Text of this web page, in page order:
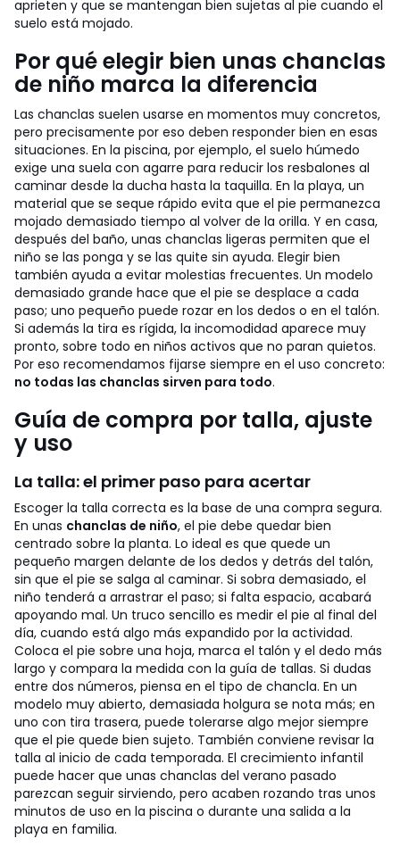
aprieten y que se mantengan bien sujetas al pie cuando el
suelo está mojado.
Por qué elegir bien unas chanclas
de niño marca la diferencia
Las chanclas suelen usarse en momentos muy concretos,
pero precisamente por eso deben responder bien en esas
situaciones. En la piscina, por ejemplo, el suelo húmedo
exige una suela con agarre para reducir los resbalones al
caminar desde la ducha hasta la taquilla. En la playa, un
material que se seque rápido evita que el pie permanezca
mojado demasiado tiempo al volver de la orilla. Y en casa,
después del baño, unas chanclas ligeras permiten que el
niño se las ponga y se las quite sin ayuda. Elegir bien
también ayuda a evitar molestias frecuentes. Un modelo
demasiado grande hace que el pie se desplace a cada
paso; uno pequeño puede rozar en los dedos o en el talón.
Si además la tira es rígida, la incomodidad aparece muy
pronto, sobre todo en niños activos que no paran quietos.
Por eso recomendamos fijarse siempre en el uso concreto:
no todas las chanclas sirven para todo.
Guía de compra por talla, ajuste
y uso
La talla: el primer paso para acertar
Escoger la talla correcta es la base de una compra segura.
En unas chanclas de niño, el pie debe quedar bien
centrado sobre la planta. Lo ideal es que quede un
pequeño margen delante de los dedos y detrás del talón,
sin que el pie se salga al caminar. Si sobra demasiado, el
niño tenderá a arrastrar el paso; si falta espacio, acabará
apoyando mal. Un truco sencillo es medir el pie al final del
día, cuando está algo más expandido por la actividad.
Coloca el pie sobre una hoja, marca el talón y el dedo más
largo y compara la medida con la guía de tallas. Si dudas
entre dos números, piensa en el tipo de chancla. En un
modelo muy abierto, demasiada holgura se nota más; en
uno con tira trasera, puede tolerarse algo mejor siempre
que el pie quede bien sujeto. También conviene revisar la
talla al inicio de cada temporada. El crecimiento infantil
puede hacer que unas chanclas del verano pasado
parezcan seguir sirviendo, pero acaben rozando tras unos
minutos de uso en la piscina o durante una salida a la
playa en familia.